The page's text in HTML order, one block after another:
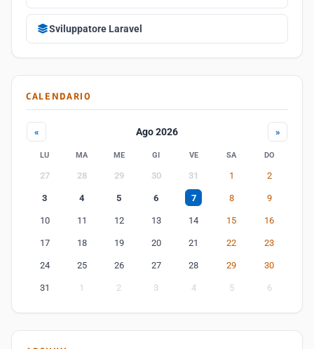
Sviluppatore Laravel
CALENDARIO
« Ago 2026 »
LU MA ME GI VE SA DO
27 28 29 30 31 1 2
3 4 5 6 7 8 9
10 11 12 13 14 15 16
17 18 19 20 21 22 23
24 25 26 27 28 29 30
31 1 2 3 4 5 6